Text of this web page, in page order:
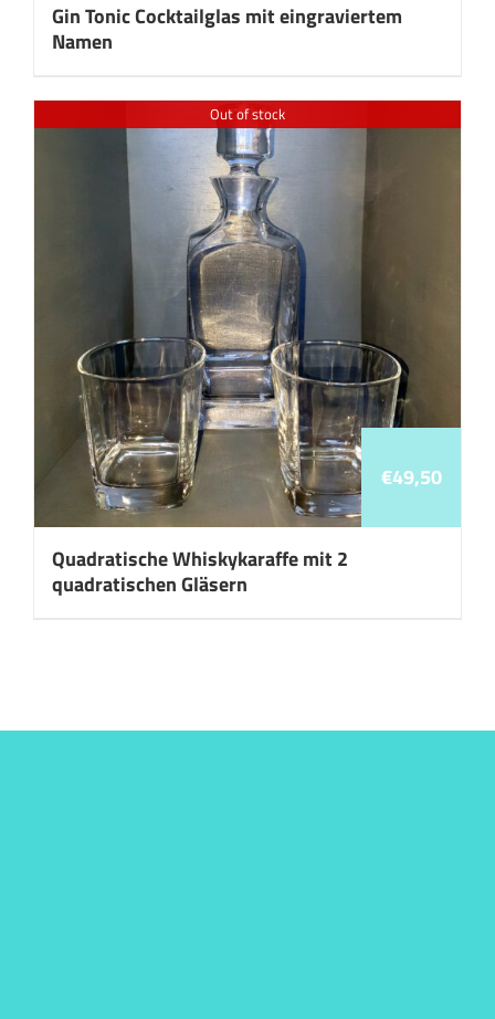
Gin Tonic Cocktailglas mit eingraviertem
Namen
Out of stock
Quadratische Whiskykaraffe mit 2
quadratischen Gläsern
€49,50